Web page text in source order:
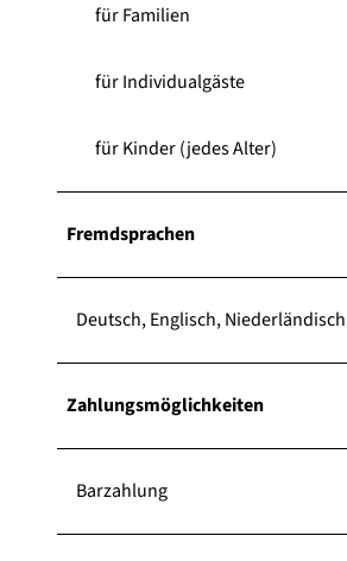
für Familien
für Individualgäste
für Kinder (jedes Alter)
Fremdsprachen
Deutsch, Englisch, Niederländisch
Zahlungsmöglichkeiten
Barzahlung